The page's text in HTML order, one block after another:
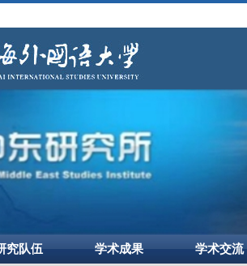
究队伍 学术成果 学术交流